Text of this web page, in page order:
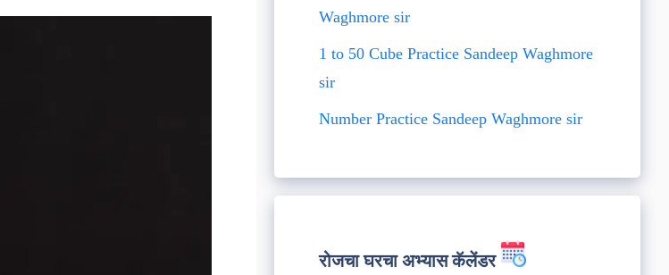
Waghmore sir
1 to 50 Cube Practice Sandeep Waghmore
sir
Number Practice Sandeep Waghmore sir
रोजचा घरचा अभ्यास कॅलेंडर